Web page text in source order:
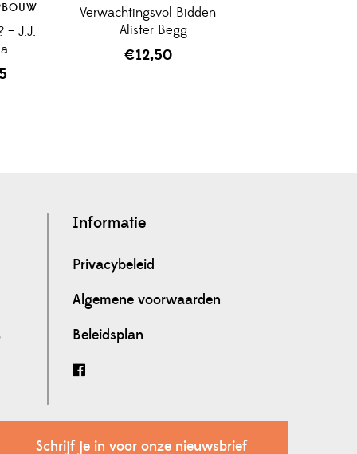
– J.J.
Verwachtingsvol Bidden
– Alister Begg
€12,50
Informatie
Privacybeleid
Algemene voorwaarden
Beleidsplan
Schrijf je in voor onze nieuwsbrief